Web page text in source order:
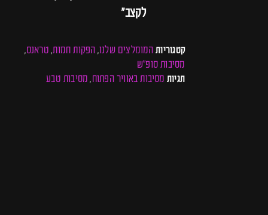
לקצב״
קטגוריות המומלצים שלנו, הפקות חמות, טראנס,
מסיבות סופ"ש
תגיות מסיבות באוויר הפתוח, מסיבות טבע